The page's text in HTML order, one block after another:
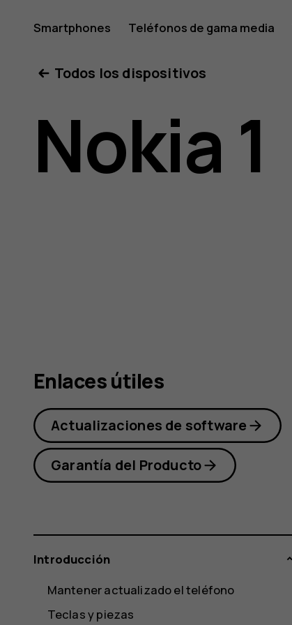
Manual
del
usuario
Smartphones Teléfonos de gama media
Todos los dispositivos
Nokia 1
Enlaces útiles
Actualizaciones de software
Garantía del Producto
Introducción
Mantener actualizado el teléfono
Teclas y piezas